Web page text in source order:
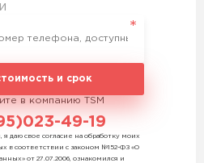
и срок
в компанию TSM
49-19
даю свое согласие на обработку моих
в соответствии с законом №152-ФЗ «О
от 27.07.2006, ознакомился и